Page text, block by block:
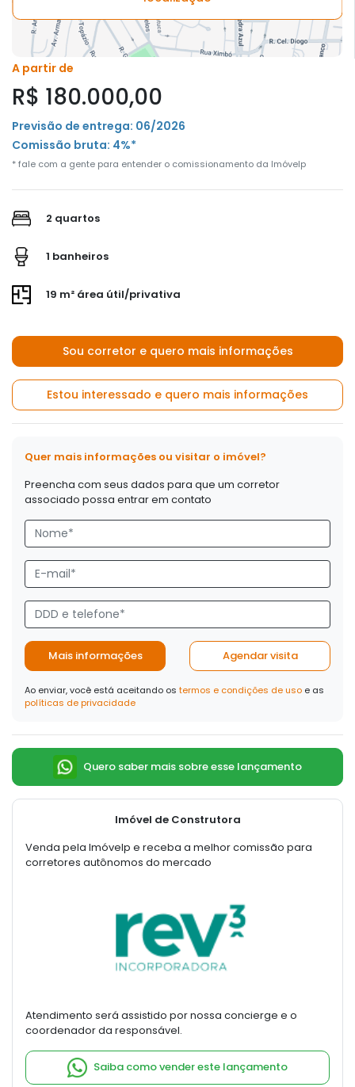
A partir de
R$ 180.000,00
Previsão de entrega: 06/2026
Comissão bruta: 4%*
* fale com a gente para entender o comissionamento da Imóvelp
2 quartos
1 banheiros
19 m² área útil/privativa
Sou corretor e quero mais informações
Estou interessado e quero mais informações
Quer mais informações ou visitar o imóvel?
Preencha com seus dados para que um corretor
associado possa entrar em contato
Mais informações Agendar visita
Ao enviar, você está aceitando os termos e condições de uso e as
políticas de privacidade
Quero saber mais sobre esse lançamento
Imóvel de Construtora
Venda pela Imóvelp e receba a melhor comissão para
corretores autônomos do mercado
Atendimento será assistido por nossa concierge e o
coordenador da responsável.
Saiba como vender este lançamento